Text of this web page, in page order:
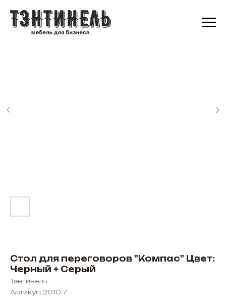
Стол для переговоров "Компас" Цвет:
Черный + Серый
Тэнтинель
Артикул: 2010-7